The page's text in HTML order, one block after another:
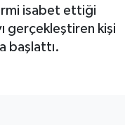
isabet ettiği
gerçekleştiren kişi
başlattı.